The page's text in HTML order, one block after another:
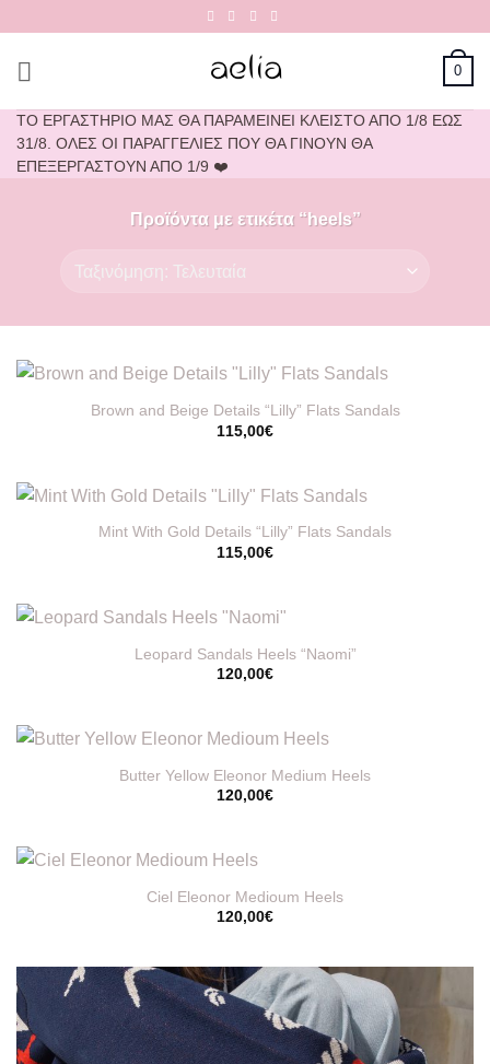
περιεχόμενο
0
ΤΟ ΕΡΓΑΣΤΗΡΙΟ ΜΑΣ ΘΑ ΠΑΡΑΜΕΙΝΕΙ ΚΛΕΙΣΤΟ ΑΠΟ 1/8 ΕΩΣ
31/8. ΟΛΕΣ ΟΙ ΠΑΡΑΓΓΕΛΙΕΣ ΠΟΥ ΘΑ ΓΙΝΟΥΝ ΘΑ
ΕΠΕΞΕΡΓΑΣΤΟΥΝ ΑΠΟ 1/9 ❤️
Προϊόντα με ετικέτα “heels”
Brown and Beige Details “Lilly” Flats Sandals
115,00€
Mint With Gold Details “Lilly” Flats Sandals
115,00€
Leopard Sandals Heels “Naomi”
120,00€
Butter Yellow Eleonor Medium Heels
120,00€
Ciel Eleonor Medioum Heels
120,00€